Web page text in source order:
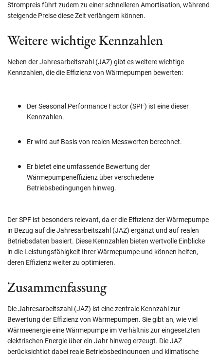
Strompreis führt zudem zu einer schnelleren Amortisation, während
steigende Preise diese Zeit verlängern können.
Weitere wichtige Kennzahlen
Neben der Jahresarbeitszahl (JAZ) gibt es weitere wichtige
Kennzahlen, die die Effizienz von Wärmepumpen bewerten:
Der Seasonal Performance Factor (SPF) ist eine dieser
Kennzahlen.
Er wird auf Basis von realen Messwerten berechnet.
Er bietet eine umfassende Bewertung der
Wärmepumpeneffizienz über verschiedene
Betriebsbedingungen hinweg.
Der SPF ist besonders relevant, da er die Effizienz der Wärmepumpe
in Bezug auf die Jahresarbeitszahl (JAZ) ergänzt und auf realen
Betriebsdaten basiert. Diese Kennzahlen bieten wertvolle Einblicke
in die Leistungsfähigkeit Ihrer Wärmepumpe und können helfen,
deren Effizienz weiter zu optimieren.
Zusammenfassung
Die Jahresarbeitszahl (JAZ) ist eine zentrale Kennzahl zur
Bewertung der Effizienz von Wärmepumpen. Sie gibt an, wie viel
Wärmeenergie eine Wärmepumpe im Verhältnis zur eingesetzten
elektrischen Energie über ein Jahr hinweg erzeugt. Die JAZ
berücksichtigt dabei reale Betriebsbedingungen und klimatische